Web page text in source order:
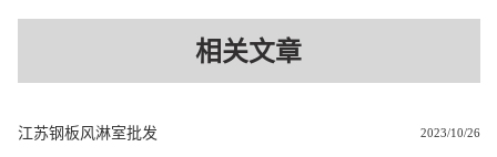
相关文章
江苏钢板风淋室批发 2023/10/26